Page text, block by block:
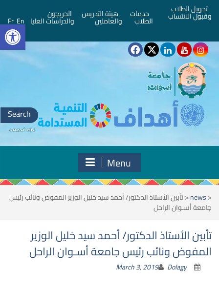
تحويل الطلاب
وقبول الانتساب خدمات
الطلاب
هيئة التدريس
والعاملين
الخريجون
والدراسات العليا En
Fr
Search
for:
Menu
<
news
<تأبين الأستاذ الدكتور/ أحمد سيد خليل الوزير المفوض ونائب رئيس
جامعة أسـوان الراحل
تأبين الأستاذ الدكتور/ أحمد سيد خليل الوزير
المفوض ونائب رئيس جامعة أسـوان الراحل
March 3, 2019 Dolagy